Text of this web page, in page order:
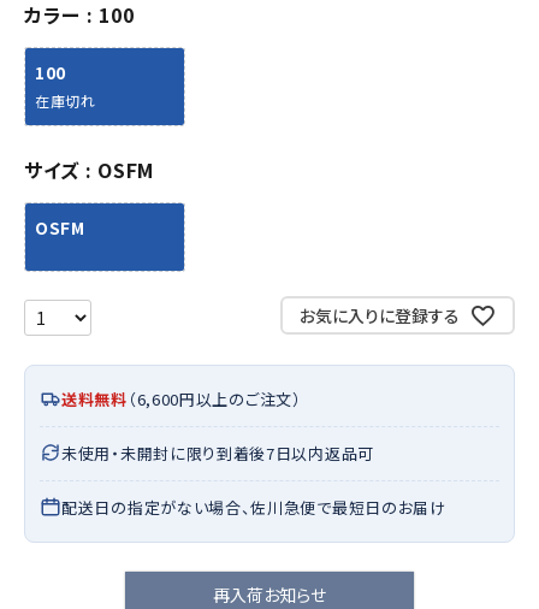
カラー 100
100
在庫切れ
サイズ OSFM
OSFM
お気に入りに登録する
送料無料 （6,600円以上のご注文）
未使用・未開封に限り到着後7日以内返品可
配送日の指定がない場合、佐川急便で最短日のお届け
再入荷お知らせ